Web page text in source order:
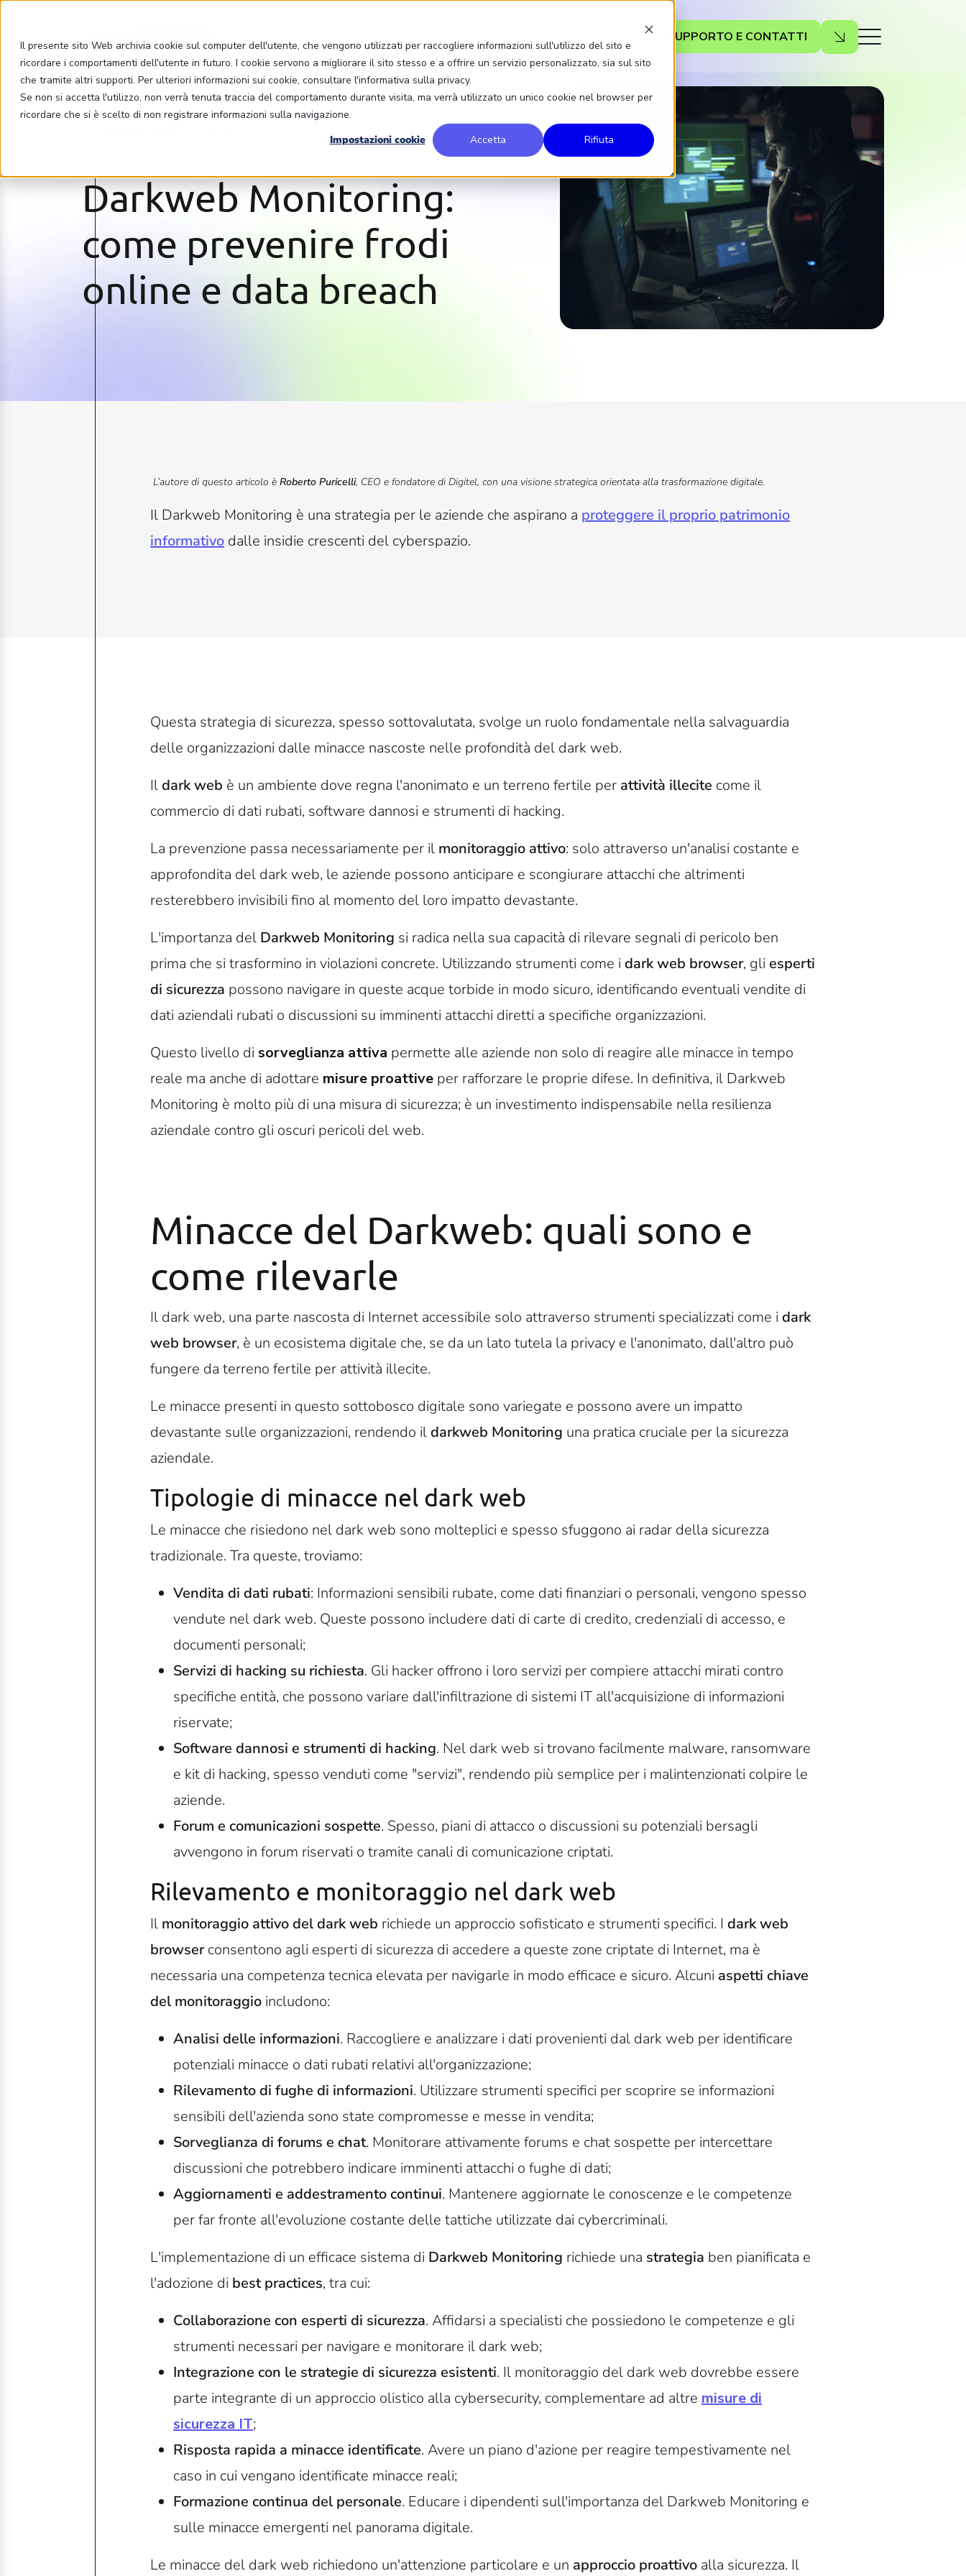
Il presente sito Web archivia cookie sul computer dell'utente, che vengono utilizzati per raccogliere informazioni sull'utilizzo del sito e
ricordare i comportamenti dell'utente in futuro. I cookie servono a migliorare il sito stesso e a offrire un servizio personalizzato, sia sul sito
che tramite altri supporti. Per ulteriori informazioni sui cookie, consultare l'informativa sulla privacy.
Se non si accetta l'utilizzo, non verrà tenuta traccia del comportamento durante visita, ma verrà utilizzato un unico cookie nel browser per
ricordare che si è scelto di non registrare informazioni sulla navigazione.
Impostazioni cookie
Accetta Rifiuta
SUPPORTO E CONTATTI
Darkweb Monitoring:
come prevenire frodi
online e data breach
L’autore di questo articolo è Roberto Puricelli, CEO e fondatore di Digitel, con una visione strategica orientata alla trasformazione digitale.
Il Darkweb Monitoring è una strategia per le aziende che aspirano a proteggere il proprio patrimonio
informativo dalle insidie crescenti del cyberspazio.
Questa strategia di sicurezza, spesso sottovalutata, svolge un ruolo fondamentale nella salvaguardia
delle organizzazioni dalle minacce nascoste nelle profondità del dark web.
Ildark web è un ambiente dove regna l'anonimato e un terreno fertile per attività illecite come il
commercio di dati rubati, software dannosi e strumenti di hacking.
La prevenzione passa necessariamente per il monitoraggio attivo: solo attraverso un'analisi costante e
approfondita del dark web, le aziende possono anticipare e scongiurare attacchi che altrimenti
resterebbero invisibili fino al momento del loro impatto devastante.
L'importanza del Darkweb Monitoring si radica nella sua capacità di rilevare segnali di pericolo ben
prima che si trasformino in violazioni concrete. Utilizzando strumenti come i dark web browser, gli esperti
di sicurezza possono navigare in queste acque torbide in modo sicuro, identificando eventuali vendite di
dati aziendali rubati o discussioni su imminenti attacchi diretti a specifiche organizzazioni.
Questo livello di sorveglianza attiva permette alle aziende non solo di reagire alle minacce in tempo
reale ma anche di adottare misure proattive per rafforzare le proprie difese. In definitiva, il Darkweb
Monitoring è molto più di una misura di sicurezza; è un investimento indispensabile nella resilienza
aziendale contro gli oscuri pericoli del web.
Minacce del Darkweb: quali sono e
come rilevarle
Il dark web, una parte nascosta di Internet accessibile solo attraverso strumenti specializzati come i dark
web browser, è un ecosistema digitale che, se da un lato tutela la privacy e l'anonimato, dall'altro può
fungere da terreno fertile per attività illecite.
Le minacce presenti in questo sottobosco digitale sono variegate e possono avere un impatto
devastante sulle organizzazioni, rendendo ildarkweb Monitoring una pratica cruciale per la sicurezza
aziendale.
Tipologie di minacce nel dark web
Le minacce che risiedono nel dark web sono molteplici e spesso sfuggono ai radar della sicurezza
tradizionale. Tra queste, troviamo:
Vendita di dati rubati: Informazioni sensibili rubate, come dati finanziari o personali, vengono spesso
vendute nel dark web. Queste possono includere dati di carte di credito, credenziali di accesso, e
documenti personali;
Servizi di hacking su richiesta. Gli hacker offrono i loro servizi per compiere attacchi mirati contro
specifiche entità, che possono variare dall'infiltrazione di sistemi IT all'acquisizione di informazioni
riservate;
Software dannosi e strumenti di hacking. Nel dark web si trovano facilmente malware, ransomware
e kit di hacking, spesso venduti come "servizi", rendendo più semplice per i malintenzionati colpire le
aziende.
Forum e comunicazioni sospette. Spesso, piani di attacco o discussioni su potenziali bersagli
avvengono in forum riservati o tramite canali di comunicazione criptati.
Rilevamento e monitoraggio nel dark web
Il monitoraggio attivo del dark web richiede un approccio sofisticato e strumenti specifici. I dark web
browserconsentono agli esperti di sicurezza di accedere a queste zone criptate di Internet, ma è
necessaria una competenza tecnica elevata per navigarle in modo efficace e sicuro. Alcuni aspetti chiave
del monitoraggio includono:
Analisi delle informazioni. Raccogliere e analizzare i dati provenienti dal dark web per identificare
potenziali minacce o dati rubati relativi all'organizzazione;
Rilevamento di fughe di informazioni. Utilizzare strumenti specifici per scoprire se informazioni
sensibili dell'azienda sono state compromesse e messe in vendita;
Sorveglianza di forums e chat. Monitorare attivamente forums e chat sospette per intercettare
discussioni che potrebbero indicare imminenti attacchi o fughe di dati;
Aggiornamenti e addestramento continui. Mantenere aggiornate le conoscenze e le competenze
per far fronte all'evoluzione costante delle tattiche utilizzate dai cybercriminali.
L'implementazione di un efficace sistema di Darkweb Monitoring richiede una strategia ben pianificata e
l'adozione di best practices, tra cui:
Collaborazione con esperti di sicurezza. Affidarsi a specialisti che possiedono le competenze e gli
strumenti necessari per navigare e monitorare il dark web;
Integrazione con le strategie di sicurezza esistenti. Il monitoraggio del dark web dovrebbe essere
parte integrante di un approccio olistico alla cybersecurity, complementare ad altre misure di
sicurezza IT;
Risposta rapida a minacce identificate. Avere un piano d'azione per reagire tempestivamente nel
caso in cui vengano identificate minacce reali;
Formazione continua del personale. Educare i dipendenti sull'importanza del Darkweb Monitoring e
sulle minacce emergenti nel panorama digitale.
Le minacce del dark web richiedono un'attenzione particolare e un approccio proattivo alla sicurezza. Il